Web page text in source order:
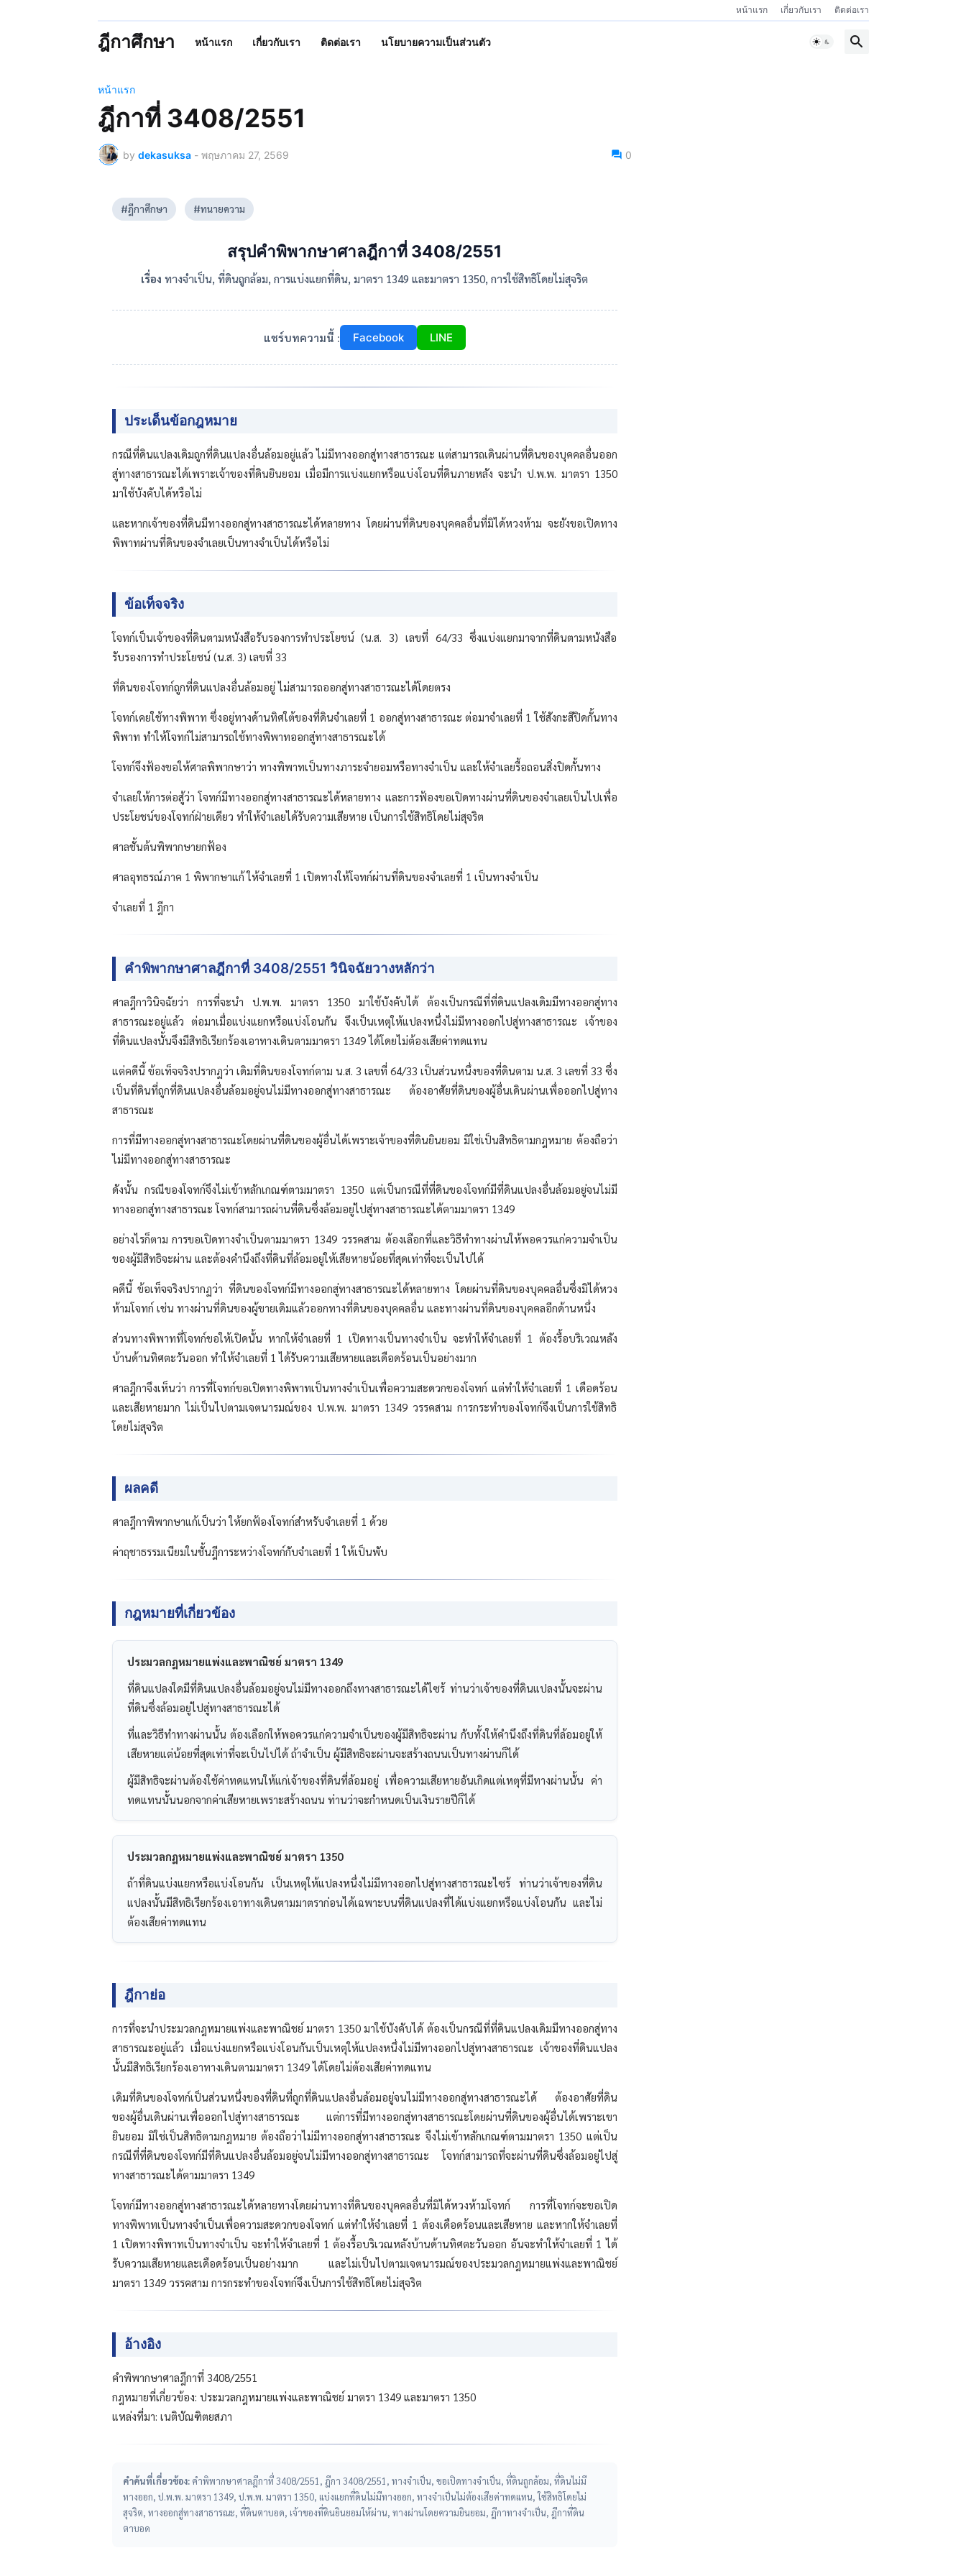
หน้าแรก เกี่ยวกับเรา ติดต่อเรา
ฎีกาศึกษา หน้าแรก เกี่ยวกับเรา ติดต่อเรา นโยบายความเป็นส่วนตัว
หน้าแรก
ฎีกาที่ 3408/2551
by dekasuksa - พฤษภาคม 27, 2569 0
#ฎีกาศึกษา #ทนายความ
สรุปคำพิพากษาศาลฎีกาที่ 3408/2551
เรื่อง ทางจำเป็น, ที่ดินถูกล้อม, การแบ่งแยกที่ดิน, มาตรา 1349 และมาตรา 1350, การใช้สิทธิโดยไม่สุจริต
แชร์บทความนี้ : Facebook LINE
ประเด็นข้อกฎหมาย
กรณีที่ดินแปลงเดิมถูกที่ดินแปลงอื่นล้อมอยู่แล้ว ไม่มีทางออกสู่ทางสาธารณะ แต่สามารถเดินผ่านที่ดินของบุคคลอื่นออก
สู่ทางสาธารณะได้เพราะเจ้าของที่ดินยินยอม เมื่อมีการแบ่งแยกหรือแบ่งโอนที่ดินภายหลัง จะนำ ป.พ.พ. มาตรา 1350
มาใช้บังคับได้หรือไม่
และหากเจ้าของที่ดินมีทางออกสู่ทางสาธารณะได้หลายทาง โดยผ่านที่ดินของบุคคลอื่นที่มิได้หวงห้าม จะยังขอเปิดทาง
พิพาทผ่านที่ดินของจำเลยเป็นทางจำเป็นได้หรือไม่
ข้อเท็จจริง
โจทก์เป็นเจ้าของที่ดินตามหนังสือรับรองการทำประโยชน์ (น.ส. 3) เลขที่ 64/33 ซึ่งแบ่งแยกมาจากที่ดินตามหนังสือ
รับรองการทำประโยชน์ (น.ส. 3) เลขที่ 33
ที่ดินของโจทก์ถูกที่ดินแปลงอื่นล้อมอยู่ ไม่สามารถออกสู่ทางสาธารณะได้โดยตรง
โจทก์เคยใช้ทางพิพาท ซึ่งอยู่ทางด้านทิศใต้ของที่ดินจำเลยที่ 1 ออกสู่ทางสาธารณะ ต่อมาจำเลยที่ 1 ใช้สังกะสีปิดกั้นทาง
พิพาท ทำให้โจทก์ไม่สามารถใช้ทางพิพาทออกสู่ทางสาธารณะได้
โจทก์จึงฟ้องขอให้ศาลพิพากษาว่า ทางพิพาทเป็นทางภาระจำยอมหรือทางจำเป็น และให้จำเลยรื้อถอนสิ่งปิดกั้นทาง
จำเลยให้การต่อสู้ว่า โจทก์มีทางออกสู่ทางสาธารณะได้หลายทาง และการฟ้องขอเปิดทางผ่านที่ดินของจำเลยเป็นไปเพื่อ
ประโยชน์ของโจทก์ฝ่ายเดียว ทำให้จำเลยได้รับความเสียหาย เป็นการใช้สิทธิโดยไม่สุจริต
ศาลชั้นต้นพิพากษายกฟ้อง
ศาลอุทธรณ์ภาค 1 พิพากษาแก้ ให้จำเลยที่ 1 เปิดทางให้โจทก์ผ่านที่ดินของจำเลยที่ 1 เป็นทางจำเป็น
จำเลยที่ 1 ฎีกา
คำพิพากษาศาลฎีกาที่ 3408/2551 วินิจฉัยวางหลักว่า
ศาลฎีกาวินิจฉัยว่า การที่จะนำ ป.พ.พ. มาตรา 1350 มาใช้บังคับได้ ต้องเป็นกรณีที่ที่ดินแปลงเดิมมีทางออกสู่ทาง
สาธารณะอยู่แล้ว ต่อมาเมื่อแบ่งแยกหรือแบ่งโอนกัน จึงเป็นเหตุให้แปลงหนึ่งไม่มีทางออกไปสู่ทางสาธารณะ เจ้าของ
ที่ดินแปลงนั้นจึงมีสิทธิเรียกร้องเอาทางเดินตามมาตรา 1349 ได้โดยไม่ต้องเสียค่าทดแทน
แต่คดีนี้ ข้อเท็จจริงปรากฏว่า เดิมที่ดินของโจทก์ตาม น.ส. 3 เลขที่ 64/33 เป็นส่วนหนึ่งของที่ดินตาม น.ส. 3 เลขที่ 33 ซึ่ง
เป็นที่ดินที่ถูกที่ดินแปลงอื่นล้อมอยู่จนไม่มีทางออกสู่ทางสาธารณะ ต้องอาศัยที่ดินของผู้อื่นเดินผ่านเพื่อออกไปสู่ทาง
สาธารณะ
การที่มีทางออกสู่ทางสาธารณะโดยผ่านที่ดินของผู้อื่นได้เพราะเจ้าของที่ดินยินยอม มิใช่เป็นสิทธิตามกฎหมาย ต้องถือว่า
ไม่มีทางออกสู่ทางสาธารณะ
ดังนั้น กรณีของโจทก์จึงไม่เข้าหลักเกณฑ์ตามมาตรา 1350 แต่เป็นกรณีที่ที่ดินของโจทก์มีที่ดินแปลงอื่นล้อมอยู่จนไม่มี
ทางออกสู่ทางสาธารณะ โจทก์สามารถผ่านที่ดินซึ่งล้อมอยู่ไปสู่ทางสาธารณะได้ตามมาตรา 1349
อย่างไรก็ตาม การขอเปิดทางจำเป็นตามมาตรา 1349 วรรคสาม ต้องเลือกที่และวิธีทำทางผ่านให้พอควรแก่ความจำเป็น
ของผู้มีสิทธิจะผ่าน และต้องคำนึงถึงที่ดินที่ล้อมอยู่ให้เสียหายน้อยที่สุดเท่าที่จะเป็นไปได้
คดีนี้ ข้อเท็จจริงปรากฏว่า ที่ดินของโจทก์มีทางออกสู่ทางสาธารณะได้หลายทาง โดยผ่านที่ดินของบุคคลอื่นซึ่งมิได้หวง
ห้ามโจทก์ เช่น ทางผ่านที่ดินของผู้ขายเดิมแล้วออกทางที่ดินของบุคคลอื่น และทางผ่านที่ดินของบุคคลอีกด้านหนึ่ง
ส่วนทางพิพาทที่โจทก์ขอให้เปิดนั้น หากให้จำเลยที่ 1 เปิดทางเป็นทางจำเป็น จะทำให้จำเลยที่ 1 ต้องรื้อบริเวณหลัง
บ้านด้านทิศตะวันออก ทำให้จำเลยที่ 1 ได้รับความเสียหายและเดือดร้อนเป็นอย่างมาก
ศาลฎีกาจึงเห็นว่า การที่โจทก์ขอเปิดทางพิพาทเป็นทางจำเป็นเพื่อความสะดวกของโจทก์ แต่ทำให้จำเลยที่ 1 เดือดร้อน
และเสียหายมาก ไม่เป็นไปตามเจตนารมณ์ของ ป.พ.พ. มาตรา 1349 วรรคสาม การกระทำของโจทก์จึงเป็นการใช้สิทธิ
โดยไม่สุจริต
ผลคดี
ศาลฎีกาพิพากษาแก้เป็นว่า ให้ยกฟ้องโจทก์สำหรับจำเลยที่ 1 ด้วย
ค่าฤชาธรรมเนียมในชั้นฎีการะหว่างโจทก์กับจำเลยที่ 1 ให้เป็นพับ
กฎหมายที่เกี่ยวข้อง
ประมวลกฎหมายแพ่งและพาณิชย์ มาตรา 1349
ที่ดินแปลงใดมีที่ดินแปลงอื่นล้อมอยู่จนไม่มีทางออกถึงทางสาธารณะได้ไซร้ ท่านว่าเจ้าของที่ดินแปลงนั้นจะผ่าน
ที่ดินซึ่งล้อมอยู่ไปสู่ทางสาธารณะได้
ที่และวิธีทำทางผ่านนั้น ต้องเลือกให้พอควรแก่ความจำเป็นของผู้มีสิทธิจะผ่าน กับทั้งให้คำนึงถึงที่ดินที่ล้อมอยู่ให้
เสียหายแต่น้อยที่สุดเท่าที่จะเป็นไปได้ ถ้าจำเป็น ผู้มีสิทธิจะผ่านจะสร้างถนนเป็นทางผ่านก็ได้
ผู้มีสิทธิจะผ่านต้องใช้ค่าทดแทนให้แก่เจ้าของที่ดินที่ล้อมอยู่ เพื่อความเสียหายอันเกิดแต่เหตุที่มีทางผ่านนั้น ค่า
ทดแทนนั้นนอกจากค่าเสียหายเพราะสร้างถนน ท่านว่าจะกำหนดเป็นเงินรายปีก็ได้
ประมวลกฎหมายแพ่งและพาณิชย์ มาตรา 1350
ถ้าที่ดินแบ่งแยกหรือแบ่งโอนกัน เป็นเหตุให้แปลงหนึ่งไม่มีทางออกไปสู่ทางสาธารณะไซร้ ท่านว่าเจ้าของที่ดิน
แปลงนั้นมีสิทธิเรียกร้องเอาทางเดินตามมาตราก่อนได้เฉพาะบนที่ดินแปลงที่ได้แบ่งแยกหรือแบ่งโอนกัน และไม่
ต้องเสียค่าทดแทน
ฎีกาย่อ
การที่จะนำประมวลกฎหมายแพ่งและพาณิชย์ มาตรา 1350 มาใช้บังคับได้ ต้องเป็นกรณีที่ที่ดินแปลงเดิมมีทางออกสู่ทาง
สาธารณะอยู่แล้ว เมื่อแบ่งแยกหรือแบ่งโอนกันเป็นเหตุให้แปลงหนึ่งไม่มีทางออกไปสู่ทางสาธารณะ เจ้าของที่ดินแปลง
นั้นมีสิทธิเรียกร้องเอาทางเดินตามมาตรา 1349 ได้โดยไม่ต้องเสียค่าทดแทน
เดิมที่ดินของโจทก์เป็นส่วนหนึ่งของที่ดินที่ถูกที่ดินแปลงอื่นล้อมอยู่จนไม่มีทางออกสู่ทางสาธารณะได้ ต้องอาศัยที่ดิน
ของผู้อื่นเดินผ่านเพื่อออกไปสู่ทางสาธารณะ แต่การที่มีทางออกสู่ทางสาธารณะโดยผ่านที่ดินของผู้อื่นได้เพราะเขา
ยินยอม มิใช่เป็นสิทธิตามกฎหมาย ต้องถือว่าไม่มีทางออกสู่ทางสาธารณะ จึงไม่เข้าหลักเกณฑ์ตามมาตรา 1350 แต่เป็น
กรณีที่ที่ดินของโจทก์มีที่ดินแปลงอื่นล้อมอยู่จนไม่มีทางออกสู่ทางสาธารณะ โจทก์สามารถที่จะผ่านที่ดินซึ่งล้อมอยู่ไปสู่
ทางสาธารณะได้ตามมาตรา 1349
โจทก์มีทางออกสู่ทางสาธารณะได้หลายทางโดยผ่านทางที่ดินของบุคคลอื่นที่มิได้หวงห้ามโจทก์ การที่โจทก์จะขอเปิด
ทางพิพาทเป็นทางจำเป็นเพื่อความสะดวกของโจทก์ แต่ทำให้จำเลยที่ 1 ต้องเดือดร้อนและเสียหาย และหากให้จำเลยที่
1 เปิดทางพิพาทเป็นทางจำเป็น จะทำให้จำเลยที่ 1 ต้องรื้อบริเวณหลังบ้านด้านทิศตะวันออก อันจะทำให้จำเลยที่ 1 ได้
รับความเสียหายและเดือดร้อนเป็นอย่างมาก และไม่เป็นไปตามเจตนารมณ์ของประมวลกฎหมายแพ่งและพาณิชย์
มาตรา 1349 วรรคสาม การกระทำของโจทก์จึงเป็นการใช้สิทธิโดยไม่สุจริต
อ้างอิง
คำพิพากษาศาลฎีกาที่ 3408/2551
กฎหมายที่เกี่ยวข้อง: ประมวลกฎหมายแพ่งและพาณิชย์ มาตรา 1349 และมาตรา 1350
แหล่งที่มา: เนติบัณฑิตยสภา
คำค้นที่เกี่ยวข้อง:คำพิพากษาศาลฎีกาที่ 3408/2551, ฎีกา 3408/2551, ทางจำเป็น, ขอเปิดทางจำเป็น, ที่ดินถูกล้อม, ที่ดินไม่มี
ทางออก, ป.พ.พ. มาตรา 1349, ป.พ.พ. มาตรา 1350, แบ่งแยกที่ดินไม่มีทางออก, ทางจำเป็นไม่ต้องเสียค่าทดแทน, ใช้สิทธิโดยไม่
สุจริต, ทางออกสู่ทางสาธารณะ, ที่ดินตาบอด, เจ้าของที่ดินยินยอมให้ผ่าน, ทางผ่านโดยความยินยอม, ฎีกาทางจำเป็น, ฎีกาที่ดิน
ตาบอด